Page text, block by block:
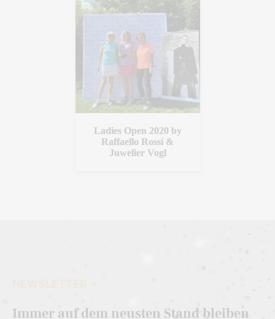
Ladies Open 2020 by
Raffaello Rossi &
Juwelier Vogl
Immer auf dem neusten Stand bleiben